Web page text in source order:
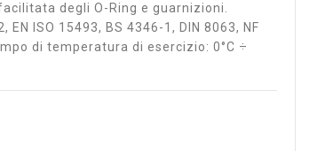
degli O-Ring e guarnizioni.
ISO 15493, BS 4346-1, DIN 8063, NF
di temperatura di esercizio: 0°C ÷